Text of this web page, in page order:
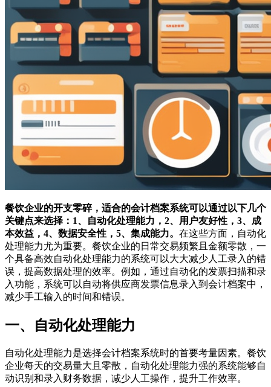
餐饮企业的开支零碎，适合的会计档案系统可以通过以下几个
关键点来选择：1、自动化处理能力，2、用户友好性，3、成
本效益，4、数据安全性，5、集成能力。 在这些方面，自动化
处理能力尤为重要。餐饮企业的日常交易频繁且金额零散，一
个具备高效自动化处理能力的系统可以大大减少人工录入的错
误，提高数据处理的效率。例如，通过自动化的发票扫描和录
入功能，系统可以自动将供应商发票信息录入到会计档案中，
减少手工输入的时间和错误。
一、自动化处理能力
自动化处理能力是选择会计档案系统时的首要考量因素。餐饮
企业每天的交易量大且零散，自动化处理能力强的系统能够自
动识别和录入财务数据，减少人工操作，提升工作效率。